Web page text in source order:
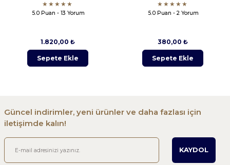
5.0 Puan - 13 Yorum
1.820,00 ₺
Sepete Ekle
5.0 Puan - 2 Yorum
380,00 ₺
Sepete Ekle
Güncel indirimler, yeni ürünler ve daha fazlası için
iletişimde kalın!
KAYDOL